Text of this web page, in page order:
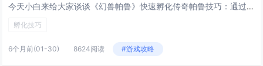
今天小白来给大家谈谈《幻兽帕鲁》快速孵化传奇帕鲁技巧：通过调整游戏内时间与特定食物组合可大幅缩短孵化等待。，以及对应的知...
孵化技巧
6个月前(01-30) 8624阅读 #游戏攻略